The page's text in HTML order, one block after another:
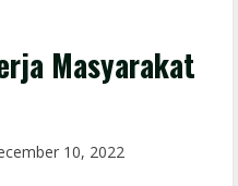
Masyarakat
10, 2022